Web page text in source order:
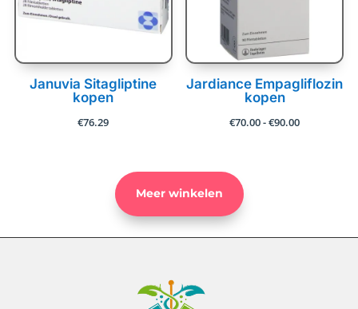
Januvia Sitagliptine
kopen
€76.29
Jardiance Empagliflozin
kopen
€70.00-€90.00Prijsklasse:
Meer winkelen